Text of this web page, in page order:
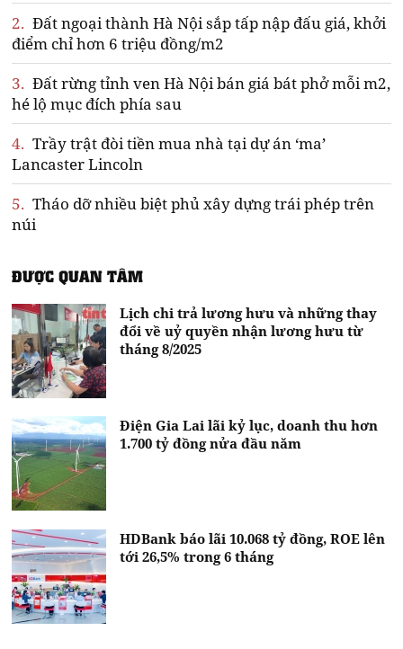
2. Đất ngoại thành Hà Nội sắp tấp nập đấu giá, khởi
điểm chỉ hơn 6 triệu đồng/m2
3. Đất rừng tỉnh ven Hà Nội bán giá bát phở mỗi m2,
hé lộ mục đích phía sau
4. Trầy trật đòi tiền mua nhà tại dự án ‘ma’
Lancaster Lincoln
5. Tháo dỡ nhiều biệt phủ xây dựng trái phép trên
núi
ĐƯỢC QUAN TÂM
Lịch chi trả lương hưu và những thay
đổi về uỷ quyền nhận lương hưu từ
tháng 8/2025
Điện Gia Lai lãi kỷ lục, doanh thu hơn
1.700 tỷ đồng nửa đầu năm
HDBank báo lãi 10.068 tỷ đồng, ROE lên
tới 26,5% trong 6 tháng